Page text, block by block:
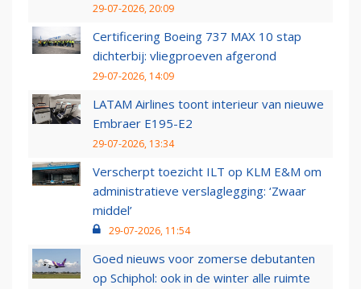
29-07-2026, 20:09
Certificering Boeing 737 MAX 10 stap
dichterbij: vliegproeven afgerond
29-07-2026, 14:09
LATAM Airlines toont interieur van nieuwe
Embraer E195-E2
29-07-2026, 13:34
Verscherpt toezicht ILT op KLM E&M om
administratieve verslaglegging: ‘Zwaar
middel’
29-07-2026, 11:54
Goed nieuws voor zomerse debutanten
op Schiphol: ook in de winter alle ruimte